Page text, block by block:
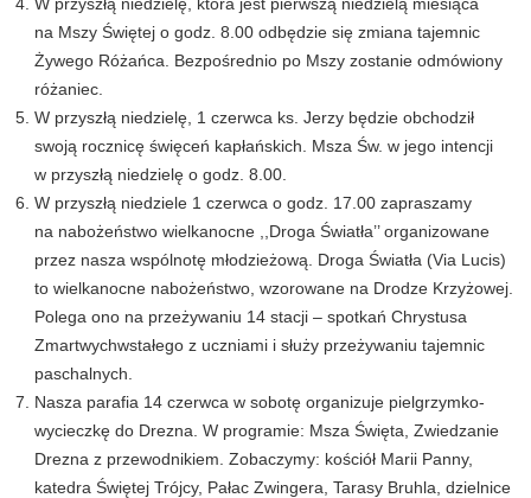
na Mszy Świętej o godz. 8.00 odbędzie się zmiana tajemnic
Żywego Różańca. Bezpośrednio po Mszy zostanie odmówiony
różaniec.
W przyszłą niedzielę, 1 czerwca ks. Jerzy będzie obchodził
swoją rocznicę święceń kapłańskich. Msza Św. w jego intencji
w przyszłą niedzielę o godz. 8.00.
W przyszłą niedziele 1 czerwca o godz. 17.00 zapraszamy
na nabożeństwo wielkanocne ,,Droga Światła’’ organizowane
przez nasza wspólnotę młodzieżową. Droga Światła (Via Lucis)
to wielkanocne nabożeństwo, wzorowane na Drodze Krzyżowej.
Polega ono na przeżywaniu 14 stacji – spotkań Chrystusa
Zmartwychwstałego z uczniami i służy przeżywaniu tajemnic
paschalnych.
Nasza parafia 14 czerwca w sobotę organizuje pielgrzymko-
wycieczkę do Drezna. W programie: Msza Święta, Zwiedzanie
Drezna z przewodnikiem. Zobaczymy: kościół Marii Panny,
katedra Świętej Trójcy, Pałac Zwingera, Tarasy Bruhla, dzielnice